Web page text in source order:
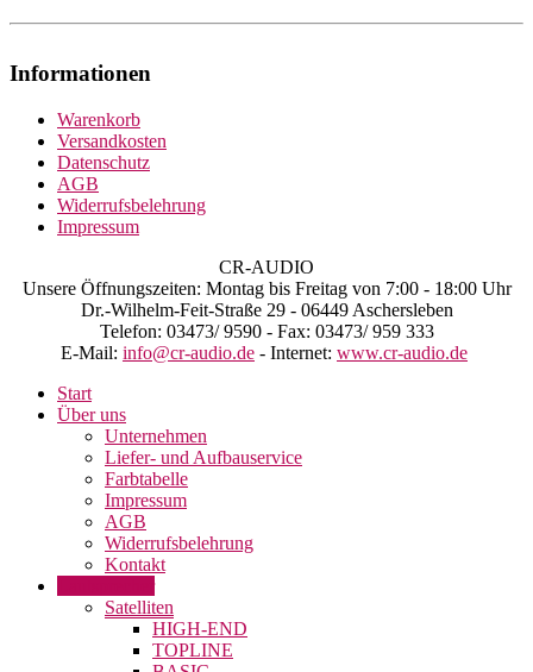
Informationen
Warenkorb
Versandkosten
Datenschutz
AGB
Widerrufsbelehrung
Impressum
CR-AUDIO
Unsere Öffnungszeiten: Montag bis Freitag von 7:00 - 18:00 Uhr
Dr.-Wilhelm-Feit-Straße 29 - 06449 Aschersleben
Telefon: 03473/ 9590 - Fax: 03473/ 959 333
E-Mail: info@cr-audio.de - Internet: www.cr-audio.de
Start
Über uns
Unternehmen
Liefer- und Aufbauservice
Farbtabelle
Impressum
AGB
Widerrufsbelehrung
Kontakt
Satelliten
HIGH-END
TOPLINE